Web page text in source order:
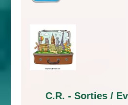
C.R. - Sorties /